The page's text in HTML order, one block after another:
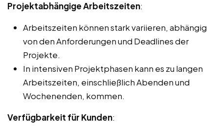
Projektabhängige Arbeitszeiten:
Arbeitszeiten können stark variieren, abhängig
von den Anforderungen und Deadlines der
Projekte.
In intensiven Projektphasen kann es zu langen
Arbeitszeiten, einschließlich Abenden und
Wochenenden, kommen.
Verfügbarkeit für Kunden: